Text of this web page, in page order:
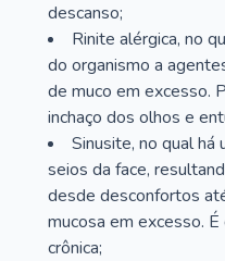
descanso;
Rinite alérgica, no
do organismo a
de muco em excesso.
inchaço dos olhos e
Sinusite, no qual
seios da face,
desde desconfortos
mucosa em excesso.
crônica;